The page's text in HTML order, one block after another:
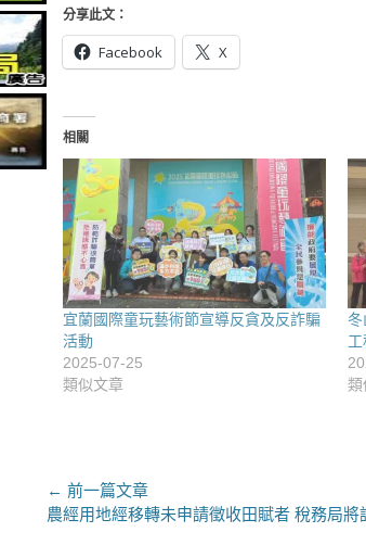
分享此文：
Facebook X
相關
宜蘭國際童玩藝術節宣導反貪及反詐騙
活動
2025-07-25
類似文章
冬
工
類
文
章
← 前一篇文章
上
農經用地經移轉未申請徵收田賦者 稅務局將
YouTube